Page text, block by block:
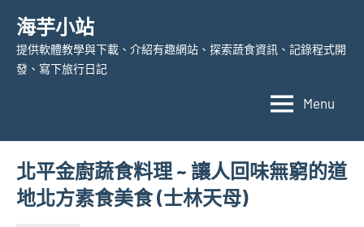
content
海芋小站
提供軟體教學與下載、介紹有趣網站、探索蔬食資訊、記錄程式開
發、寫下旅行日記
Menu
北平金廚蔬食料理 ~ 讓人回味無窮的道
地北方素食美食 (士林天母)